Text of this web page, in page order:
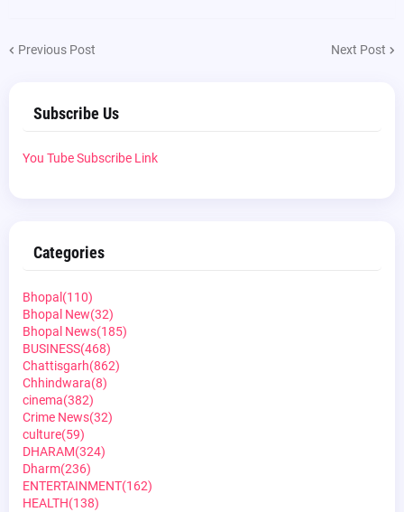
Previous Post Next Post
Subscribe Us
You Tube Subscribe Link
Categories
Bhopal (110)
Bhopal New(32)
Bhopal News(185)
BUSINESS(468)
Chattisgarh(862)
Chhindwara(8)
cinema(382)
Crime News(32)
culture(59)
DHARAM(324)
Dharm(236)
ENTERTAINMENT(162)
HEALTH(138)